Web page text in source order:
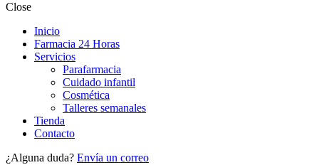
Close
Inicio
Farmacia 24 Horas
Servicios
Parafarmacia
Cuidado infantil
Cosmética
Talleres semanales
Tienda
Contacto
¿Alguna duda? Envía un correo